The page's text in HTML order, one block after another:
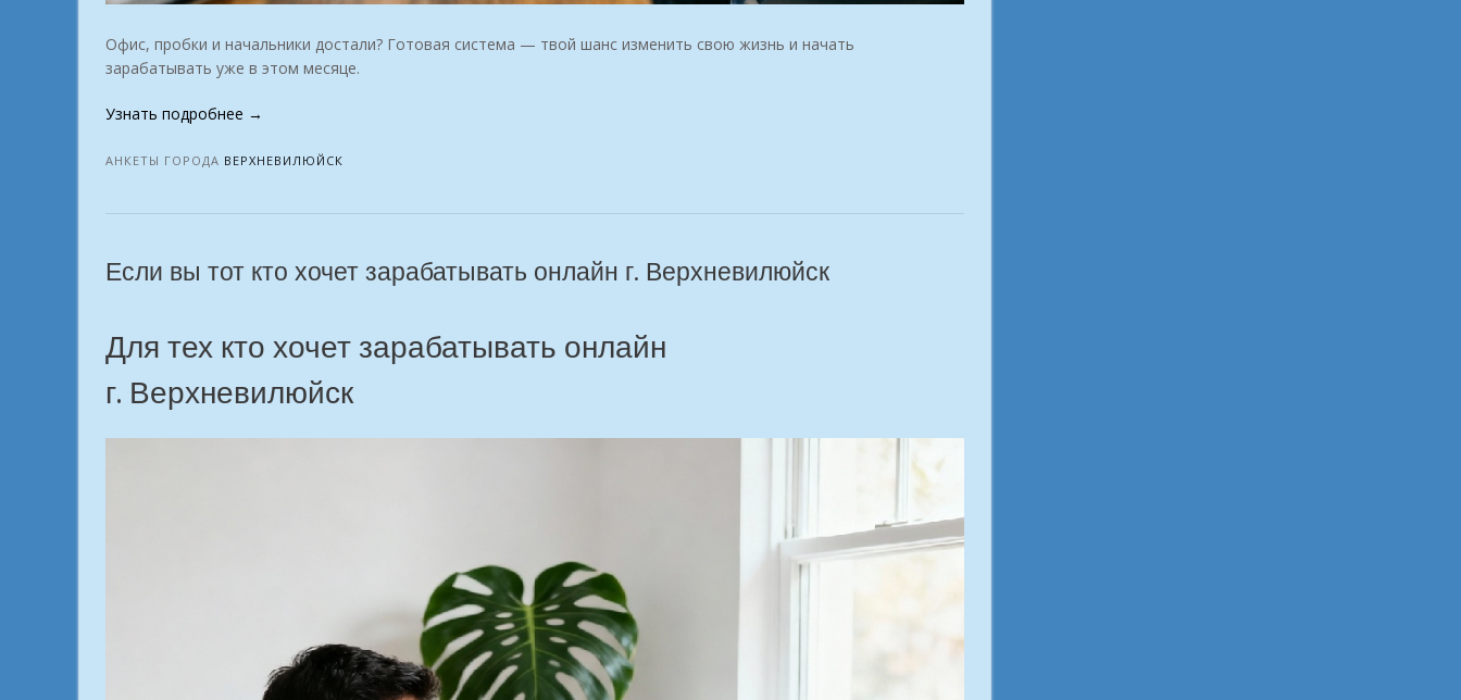
Офис, пробки и начальники достали? Готовая система — твой шанс изменить свою жизнь и начать
зарабатывать уже в этом месяце.
Узнать подробнее «Почему
школа
реально
Верхневилюйск»
→
АНКЕТЫ ГОРОДА ВЕРХНЕВИЛЮЙСК
Если вы тот кто хочет зарабатывать онлайн г. Верхневилюйск
Для тех кто хочет зарабатывать онлайн
г. Верхневилюйск